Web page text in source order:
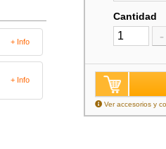
+ Info
+ Info
Cantidad
-
Ver accesorios y